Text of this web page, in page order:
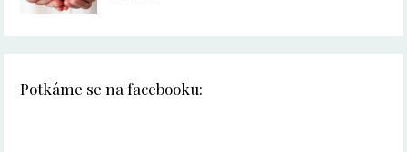
Potkáme se na facebooku: